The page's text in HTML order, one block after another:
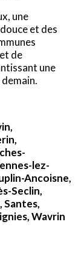
une
et des
de
une
lez-
Ancoisne,
Seclin,
Santes,
Wavrin